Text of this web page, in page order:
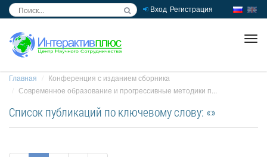
Вход Регистрация
Главная
Конференция с изданием сборника
Современное образование и прогрессивные методики п...
Список публикаций по ключевому слову: «»